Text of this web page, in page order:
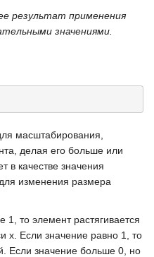
результат применения
значениями.
масштабирования,
делая его больше или
в качестве значения
для изменения размера
1
, то элемент растягивается
х . Если значение равно 1
, то
Если значение больше 0 , но